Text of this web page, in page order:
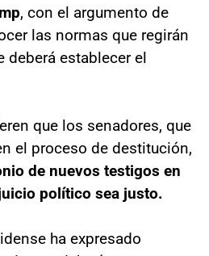
, con el argumento de
las normas que regirán
establecer el
que los senadores, que
el proceso de destitución,
de nuevos testigos en
político sea justo.
ha expresado